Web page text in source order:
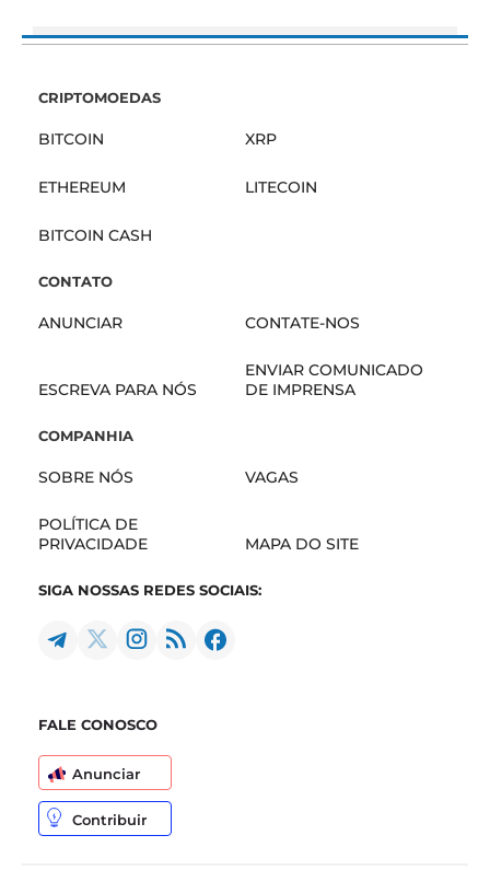
CRIPTOMOEDAS
BITCOIN XRP
ETHEREUM LITECOIN
BITCOIN CASH
CONTATO
ANUNCIAR CONTATE-NOS
ESCREVA PARA NÓS
ENVIAR COMUNICADO
DE IMPRENSA
COMPANHIA
SOBRE NÓS VAGAS
POLÍTICA DE
PRIVACIDADE
MAPA DO SITE
SIGA NOSSAS REDES SOCIAIS:
FALE CONOSCO
Anunciar
Contribuir